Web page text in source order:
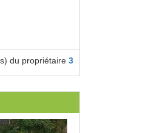
du propriétaire 3